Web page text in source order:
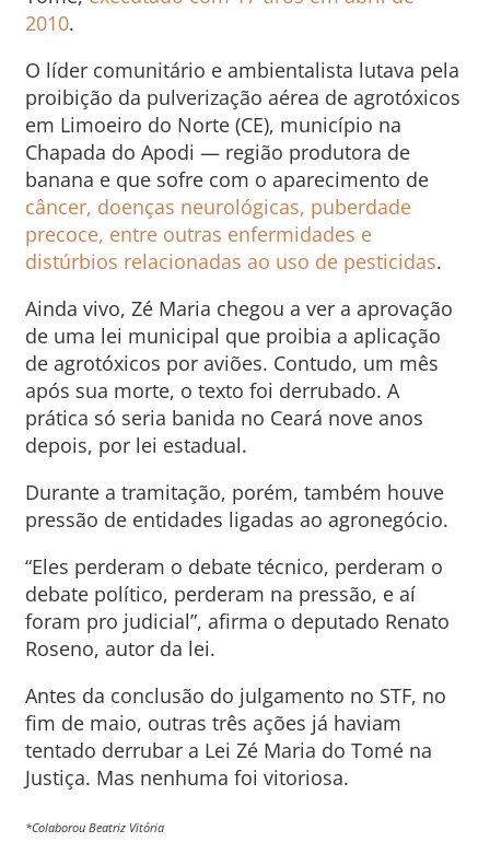
2010.
O líder comunitário e ambientalista lutava pela
proibição da pulverização aérea de agrotóxicos
em Limoeiro do Norte (CE), município na
Chapada do Apodi — região produtora de
banana e que sofre com o aparecimento de
câncer, doenças neurológicas, puberdade
precoce, entre outras enfermidades e
distúrbios relacionadas ao uso de pesticidas.
Ainda vivo, Zé Maria chegou a ver a aprovação
de uma lei municipal que proibia a aplicação
de agrotóxicos por aviões. Contudo, um mês
após sua morte, o texto foi derrubado. A
prática só seria banida no Ceará nove anos
depois, por lei estadual.
Durante a tramitação, porém, também houve
pressão de entidades ligadas ao agronegócio.
“Eles perderam o debate técnico, perderam o
debate político, perderam na pressão, e aí
foram pro judicial”, afirma o deputado Renato
Roseno, autor da lei.
Antes da conclusão do julgamento no STF, no
fim de maio, outras três ações já haviam
tentado derrubar a Lei Zé Maria do Tomé na
Justiça. Mas nenhuma foi vitoriosa.
*Colaborou Beatriz Vitória